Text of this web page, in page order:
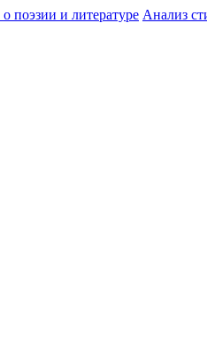
поэзии и литературе Анализ